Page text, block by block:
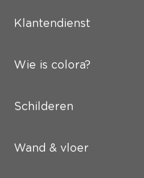
Klantendienst
Wie is colora?
Schilderen
Wand & vloer